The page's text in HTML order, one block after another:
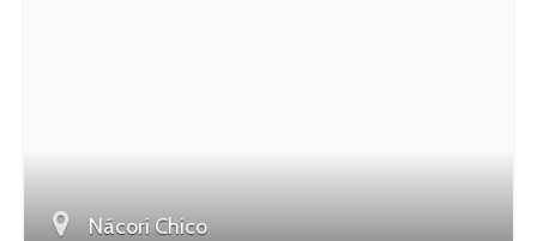
Nácori Chico